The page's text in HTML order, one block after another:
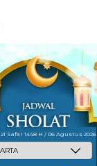
Safar 1448 H / 06 Agustus 2026